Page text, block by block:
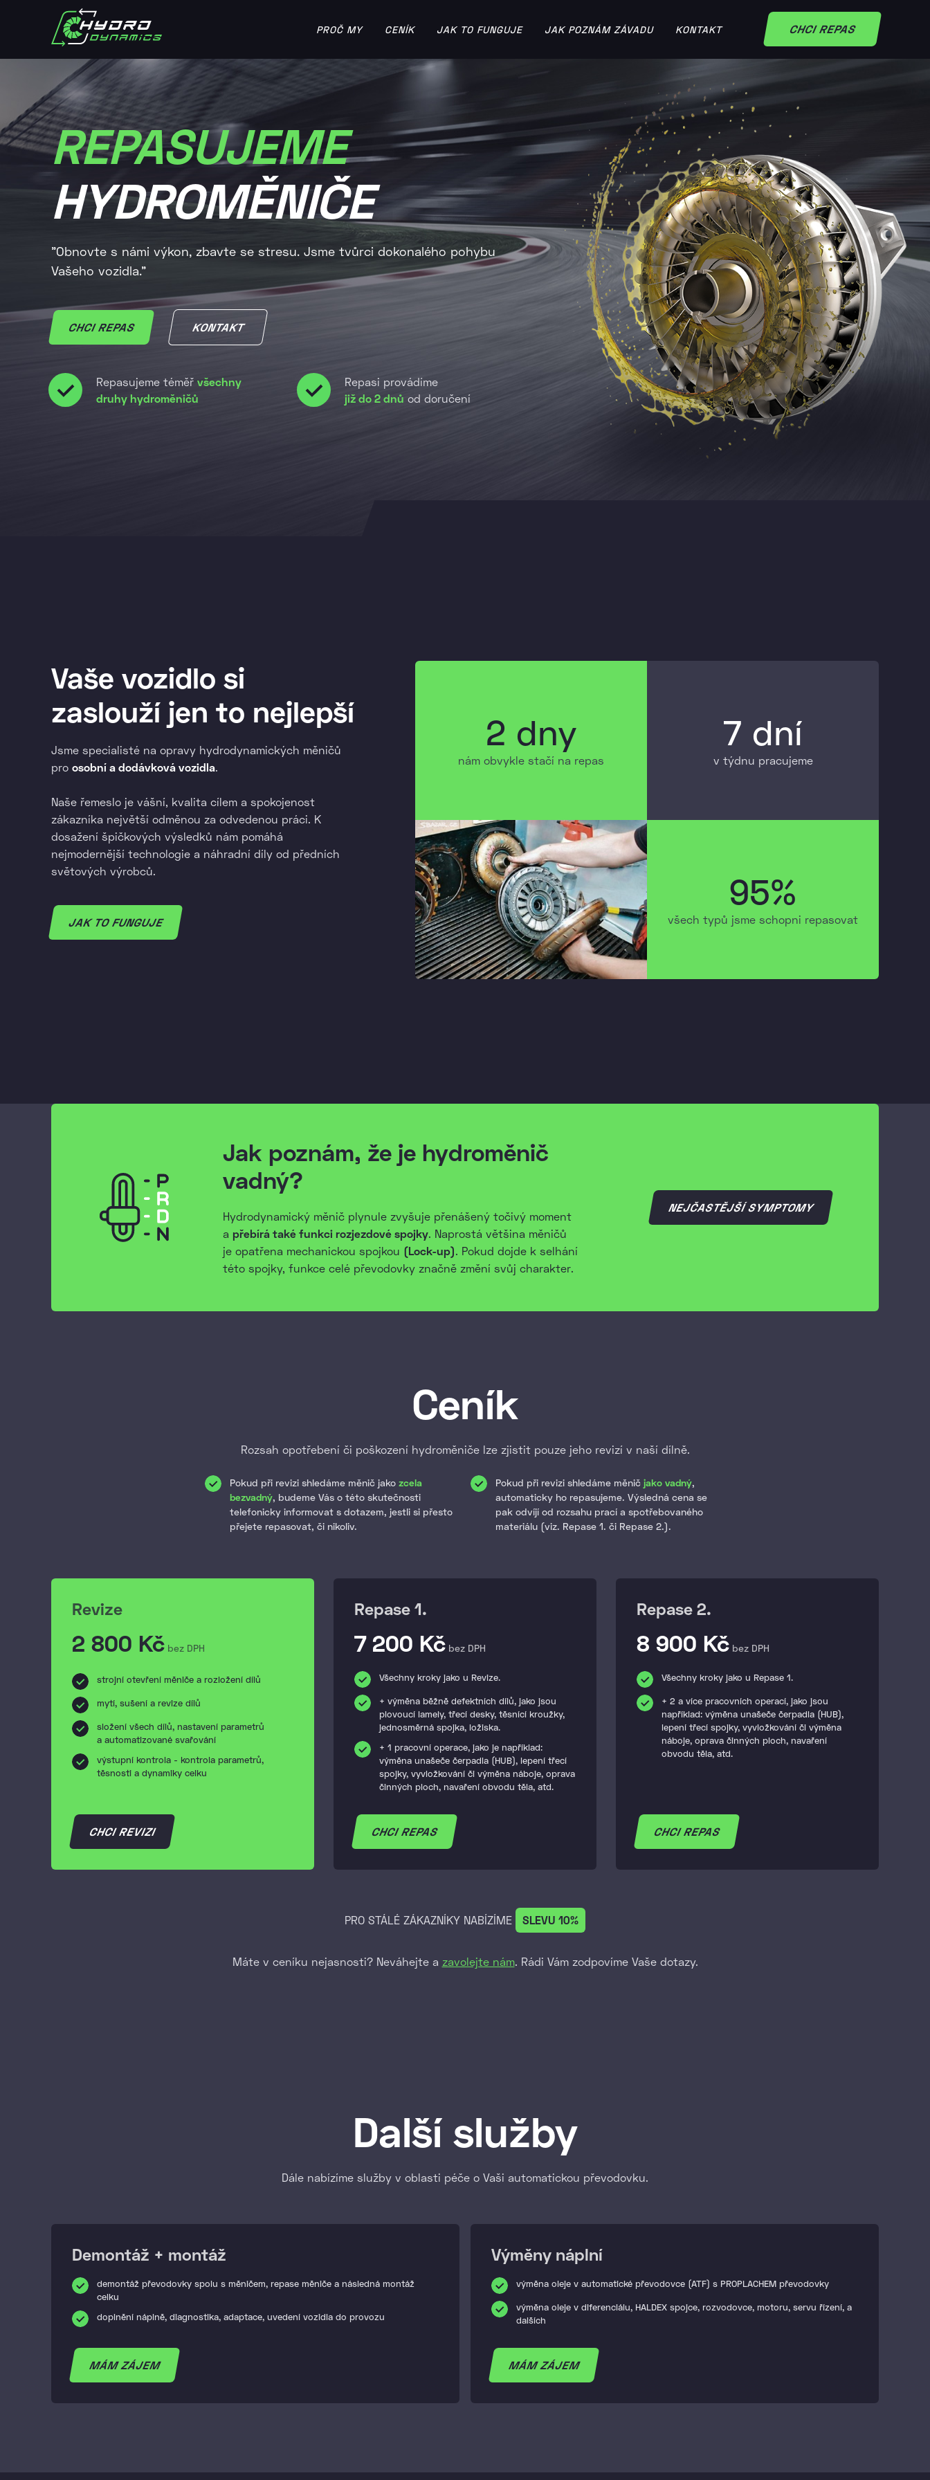
PROČ MY CENÍK JAK TO FUNGUJE JAK POZNÁM ZÁVADU KONTAKT CHCI REPAS
REPASUJEME
HYDROMĚNIČE
"Obnovte s námi výkon, zbavte se stresu. Jsme tvůrci dokonalého pohybu
Vašeho vozidla."
CHCI REPAS KONTAKT
Repasujeme téměřvšechny
druhy hydroměničů
Repasi provádíme
již do 2 dnů od doručení
Vaše vozidlo si
zaslouží jen to nejlepší
Jsme specialisté na opravy hydrodynamických měničů
pro osobní a dodávková vozidla
Naše řemeslo je vášní, kvalita cílem a spokojenost
zákazníka největší odměnou za odvedenou práci. K
dosažení špičkových výsledků nám pomáhá
nejmodernější technologie a náhradní díly od předních
světových výrobců.
JAK TO FUNGUJE
2 dny
nám obvykle stačí na repas
7 dní
v týdnu pracujeme
95%
všech typů jsme schopni repasovat
Jak poznám, že je hydroměnič
vadný?
Hydrodynamický měnič plynule zvyšuje přenášený točivý moment
a přebírá také funkci rozjezdové spojky . Naprostá většina měničů
je opatřena mechanickou spojkou (Lock-up)
. Pokud dojde k selhání
této spojky, funkce celé převodovky značně změní svůj charakter.
NEJČASTĚJŠÍ SYMPTOMY
Ceník
Rozsah opotřebení či poškození hydroměniče lze zjistit pouze jeho revizí v naší dílně.
Pokud při revizi shledáme měnič jako zcela
bezvadný, budeme Vás o této skutečnosti
telefonicky informovat s dotazem, jestli si přesto
přejete repasovat, či nikoliv.
Pokud při revizi shledáme měnič jako vadný,
automaticky ho repasujeme. Výsledná cena se
pak odvíjí od rozsahu prací a spotřebovaného
materiálu (viz. Repase 1. či Repase 2.).
Revize
2 800 Kč bez DPH
strojní otevření měniče a rozložení dílů
mytí, sušení a revize dílů
složení všech dílů, nastavení parametrů
a automatizované svařování
výstupní kontrola - kontrola parametrů,
těsnosti a dynamiky celku
CHCI REVIZI
Repase 1.
7 200 Kč bez DPH
Všechny kroky jako u Revize.
+ výměna běžně defektních dílů, jako jsou
plovoucí lamely, třecí desky, těsnící kroužky,
jednosměrná spojka, ložiska.
+ 1 pracovní operace, jako je například:
výměna unašeče čerpadla (HUB), lepení třecí
spojky, vyvložkování či výměna náboje, oprava
činných ploch, navaření obvodu těla, atd.
CHCI REPAS
Repase 2.
8 900 Kč bez DPH
Všechny kroky jako u Repase 1.
+ 2 a více pracovních operací, jako jsou
například: výměna unašeče čerpadla (HUB),
lepení třecí spojky, vyvložkování či výměna
náboje, oprava činných ploch, navaření
obvodu těla, atd.
CHCI REPAS
PRO STÁLÉ ZÁKAZNÍKY NABÍZÍME SLEVU 10%
Máte v ceníku nejasnosti? Neváhejte a zavolejte nám. Rádi Vám zodpovíme Vaše dotazy.
Další služby
Dále nabízíme služby v oblasti péče o Vaši automatickou převodovku.
Demontáž + montáž
demontáž převodovky spolu s měničem, repase měniče a následná montáž
celku
doplnění náplně, diagnostika, adaptace, uvedení vozidla do provozu
MÁM ZÁJEM
Výměny náplní
výměna oleje v automatické převodovce (ATF) s PROPLACHEM převodovky
výměna oleje v diferenciálu, HALDEX spojce, rozvodovce, motoru, servu řízení, a
dalších
MÁM ZÁJEM